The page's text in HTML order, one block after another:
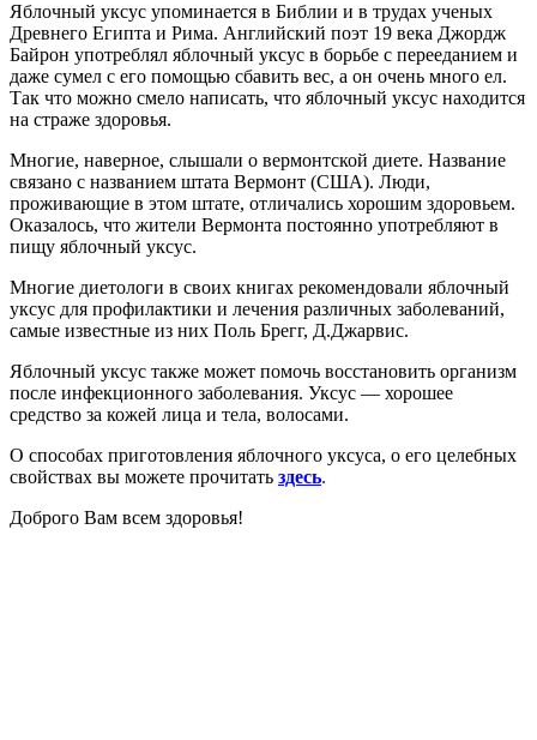
Яблочный уксус упоминается в Библии и в трудах ученых
Древнего Египта и Рима. Английский поэт 19 века Джордж
Байрон употреблял яблочный уксус в борьбе с перееданием и
даже сумел с его помощью сбавить вес, а он очень много ел.
Так что можно смело написать, что яблочный уксус находится
на страже здоровья.
Многие, наверное, слышали о вермонтской диете. Название
связано с названием штата Вермонт (США). Люди,
проживающие в этом штате, отличались хорошим здоровьем.
Оказалось, что жители Вермонта постоянно употребляют в
пищу яблочный уксус.
Многие диетологи в своих книгах рекомендовали яблочный
уксус для профилактики и лечения различных заболеваний,
самые известные из них Поль Брегг, Д.Джарвис.
Яблочный уксус также может помочь восстановить организм
после инфекционного заболевания. Уксус — хорошее
средство за кожей лица и тела, волосами.
О способах приготовления яблочного уксуса, о его целебных
свойствах вы можете прочитать здесь.
Доброго Вам всем здоровья!